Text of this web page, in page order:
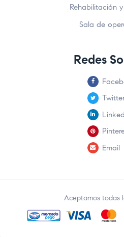
Rehabilitación
Sala de
Redes
Email
Aceptamos todas